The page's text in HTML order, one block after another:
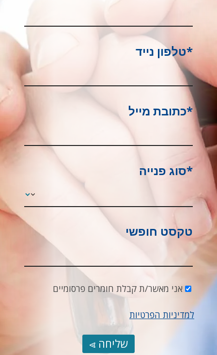
*טלפון נייד
*כתובת מייל
*סוג פנייה
טקסט חופשי
אני מאשר/ת קבלת חומרים פרסומיים
למדיניות הפרטיות
שליחה